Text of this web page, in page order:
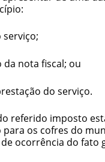
nota fiscal; ou
do serviço.
referido imposto
os cofres do
ocorrência do fato